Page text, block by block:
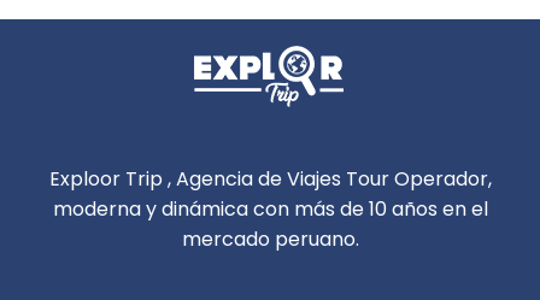
Exploor Trip , Agencia de Viajes Tour Operador,
moderna y dinámica con más de 10 años en el
mercado peruano.